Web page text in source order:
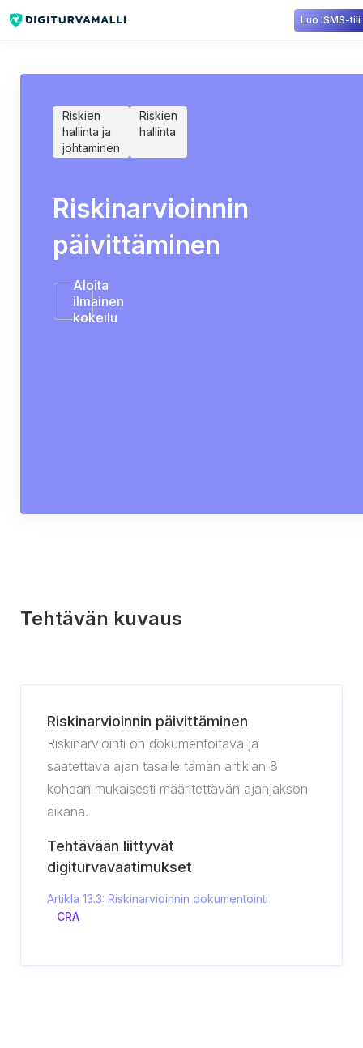
Luo ISMS-tili
Riskinarvioinnin päivittäminen
Riskien
hallinta ja
johtaminen
Riskien
hallinta
Riskinarvioinnin
päivittäminen
Aloita
ilmainen
kokeilu
Tehtävän kuvaus
Riskinarvioinnin päivittäminen
Riskinarviointi on dokumentoitava ja
saatettava ajan tasalle tämän artiklan 8
kohdan mukaisesti määritettävän ajanjakson
aikana.
Tehtävään liittyvät
digiturvavaatimukset
Artikla 13.3: Riskinarvioinnin dokumentointi
CRA